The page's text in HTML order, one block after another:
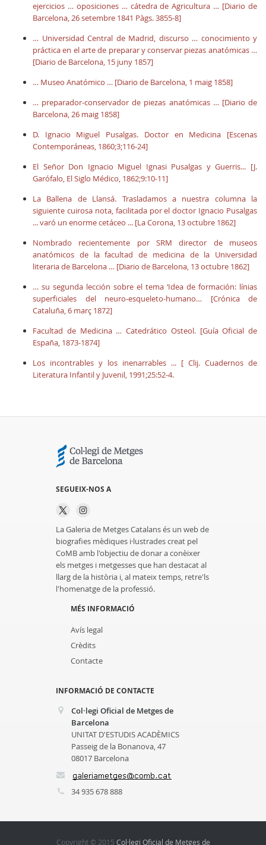
ejercicios … oposiciones … cátedra de Agricultura … [Diario de
Barcelona, 26 setembre 1841 Pàgs. 3855-8]
… Universidad Central de Madrid, discurso … conocimiento y
práctica en el arte de preparar y conservar piezas anatómicas …
[Diario de Barcelona, 15 juny 1857]
… Museo Anatómico … [Diario de Barcelona, 1 maig 1858]
… preparador-conservador de piezas anatómicas … [Diario de
Barcelona, 26 maig 1858]
D. Ignacio Miguel Pusalgas. Doctor en Medicina [Escenas
Contemporáneas, 1860;3;116-24]
El Señor Don Ignacio Miguel Ignasi Pusalgas y Guerris... [J.
Garófalo, El Siglo Médico, 1862;9:10-11]
La Ballena de Llansá. Trasladamos a nuestra columna la
siguiente cuirosa nota, facilitada por el doctor Ignacio Pusalgas
... varó un enorme cetáceo ... [La Corona, 13 octubre 1862]
Nombrado recientemente por SRM director de museos
anatómicos de la facultad de medicina de la Universidad
literaria de Barcelona … [Diario de Barcelona, 13 octubre 1862]
… su segunda lección sobre el tema ‘Idea de formación: línias
superficiales del neuro-esqueleto-humano… [Crónica de
Cataluña, 6 març 1872]
Facultad de Medicina … Catedrático Osteol. [Guía Oficial de
España, 1873-1874]
Los incontrables y los inenarrables ... [ Clij. Cuadernos de
Literatura Infantil y Juvenil, 1991;25:52-4.
SEGUEIX-NOS A
La Galeria de Metges Catalans és un web de
biografies mèdiques i·lustrades creat pel
CoMB amb l'objectiu de donar a conèixer
els metges i metgesses que han destacat al
llarg de la història i, al mateix temps, retre'ls
l'homenatge de la professió.
MÉS INFORMACIÓ
Avís legal
Crèdits
Contacte
INFORMACIÓ DE CONTACTE
Col·legi Oficial de Metges de
Barcelona
UNITAT D'ESTUDIS ACADÈMICS
Passeig de la Bonanova, 47
08017 Barcelona
34 935 678 888
Copyright © 2015 Col·legi Oficial de Metges de